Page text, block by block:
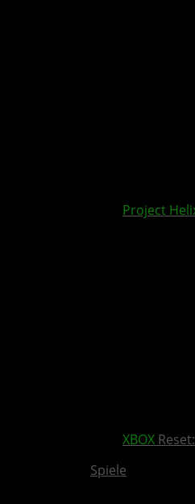
Project
XBOX
Spiele